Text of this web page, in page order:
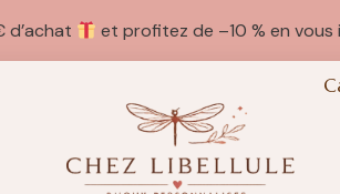
d’achat et profitez de –10 % en